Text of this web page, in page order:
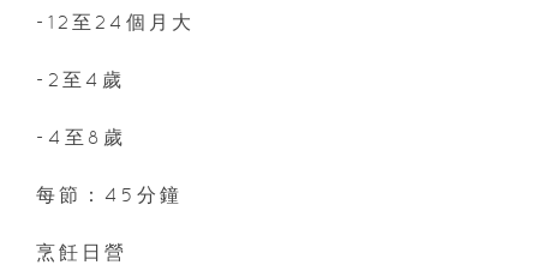
-12至24個月大
-2至4歲
-4至8歲
每節：45分鐘
烹飪日營